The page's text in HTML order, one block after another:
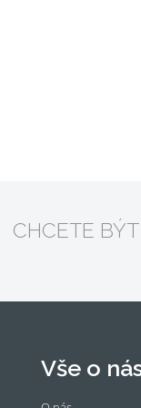
CHCETE
Vše o